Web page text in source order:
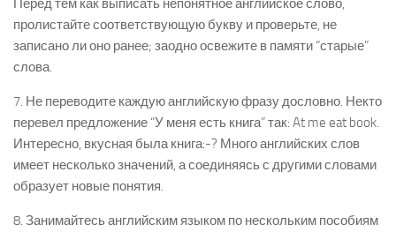
Перед тем как выписать непонятное английское слово,
пролистайте соответствующую букву и проверьте, не
записано ли оно ранее; заодно освежите в памяти “старые”
слова.
7. Не переводите каждую английскую фразу дословно. Некто
перевел предложение “У меня есть книга” так: At me eat book.
Интересно, вкусная была книга:-? Много английских слов
имеет несколько значений, а соединяясь с другими словами
образует новые понятия.
8. Занимайтесь английским языком по нескольким пособиям